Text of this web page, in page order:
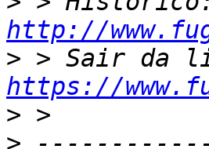
http://
>
https://
>
>